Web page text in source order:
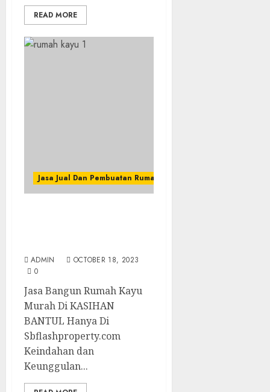
READ MORE
Jasa Jual Dan Pembuatan Rumah Kayu
ADMIN
OCTOBER 18, 2023
0
Jasa Bangun Rumah Kayu
Murah Di KASIHAN
BANTUL Hanya Di
Sbflashproperty.com
Keindahan dan
Keunggulan...